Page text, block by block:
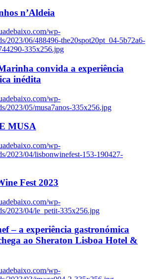
n’Aldeia
wp-
2023/06/488496-the20spot20pt_04-5b72a6-
335x256.jpg
convida a experiência
inédita
wp-
2023/05/musa7anos-335x256.jpg
MUSA
wp-
2023/04/lisbonwinefest-153-190427-
Fest 2023
wp-
2023/04/le_petit-335x256.jpg
– a experiência gastronómica
ao Sheraton Lisboa Hotel &
wp-